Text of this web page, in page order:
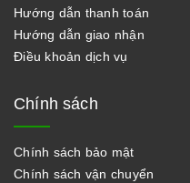
Hướng dẫn thanh toán
Hướng dẫn giao nhận
Điều khoản dịch vụ
Chính sách
Chính sách bảo mật
Chính sách vận chuyển